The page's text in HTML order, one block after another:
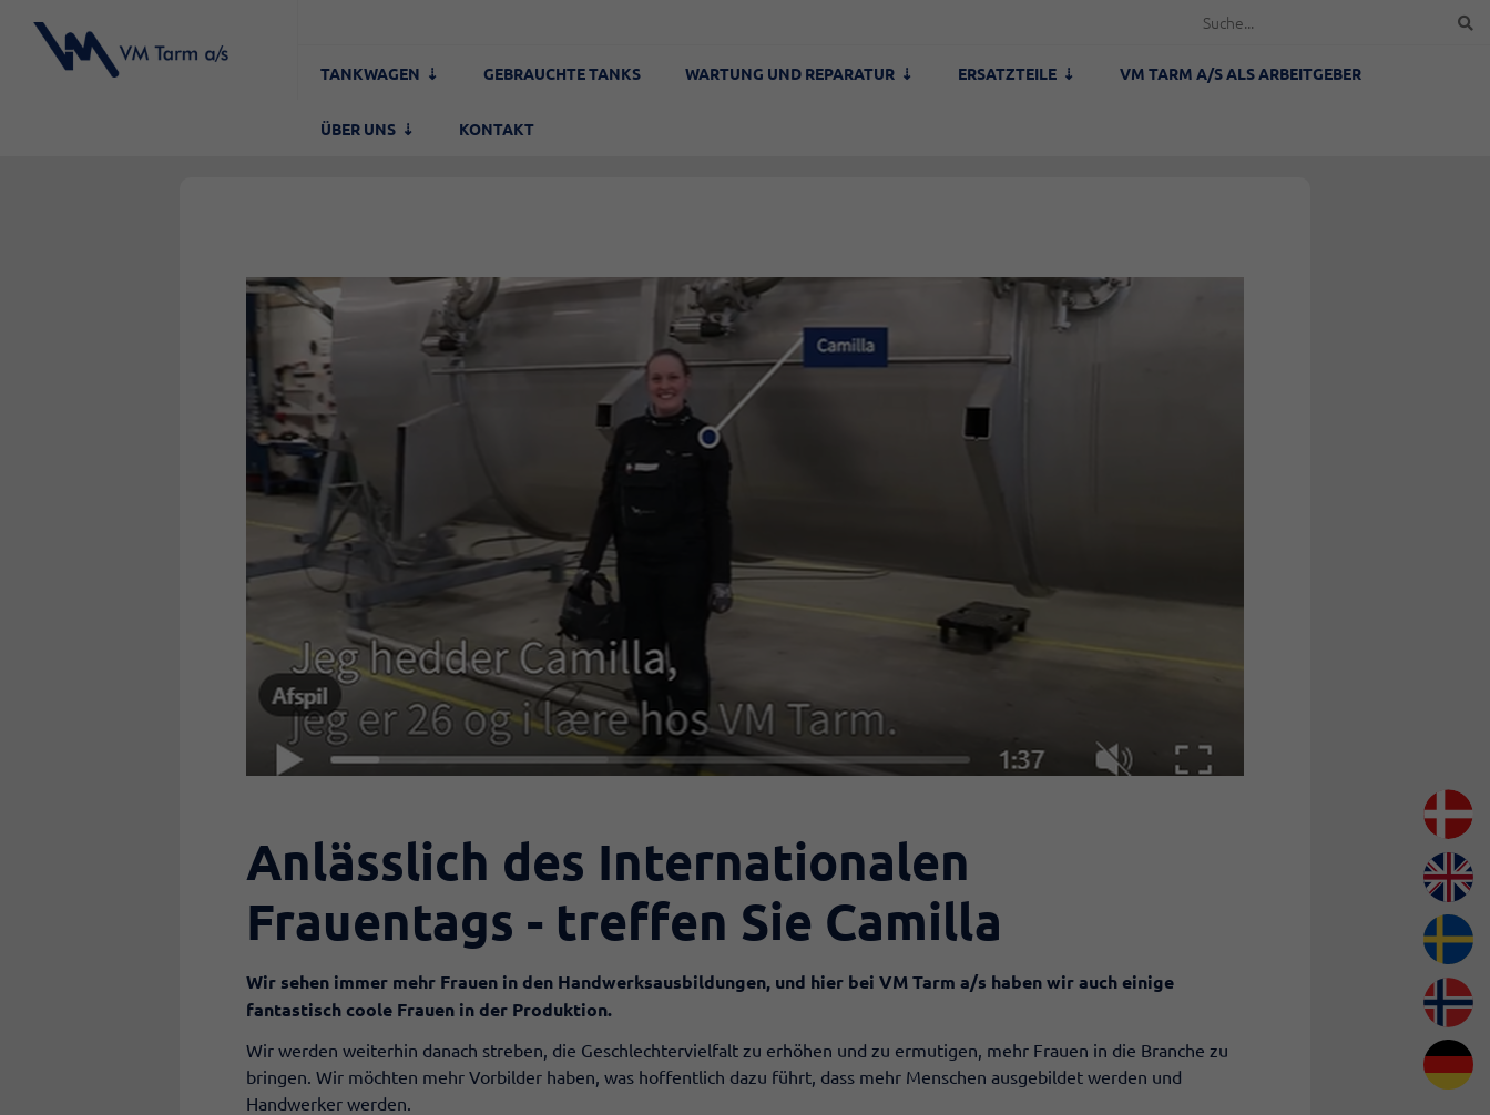
TANKWAGEN GEBRAUCHTE TANKS WARTUNG UND REPARATUR ERSATZTEILE VM TARM A/S ALS ARBEITGEBER
ÜBER UNS KONTAKT
Anlässlich des Internationalen
Frauentags - treffen Sie Camilla
Wir sehen immer mehr Frauen in den Handwerksausbildungen, und hier bei VM Tarm a/s haben wir auch einige
fantastisch coole Frauen in der Produktion.
Wir werden weiterhin danach streben, die Geschlechtervielfalt zu erhöhen und zu ermutigen, mehr Frauen in die Branche zu
bringen. Wir möchten mehr Vorbilder haben, was hoffentlich dazu führt, dass mehr Menschen ausgebildet werden und
Handwerker werden.